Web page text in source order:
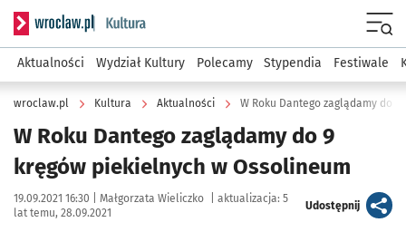
Serwis informacyjny wroclaw.pl podserwis: Kultura
Aktualności Wydział Kultury Polecamy Stypendia Festiwale
wroclaw.pl Kultura Aktualności W Roku Dantego zaglądamy do
W Roku Dantego zaglądamy do 9
kręgów piekielnych w Ossolineum
Data publikacji:
19.09.2021 16:30 | Autor:
Małgorzata Wieliczko aktualizacja: 5
lat temu, 28.09.2021
Udostępnijartykuł